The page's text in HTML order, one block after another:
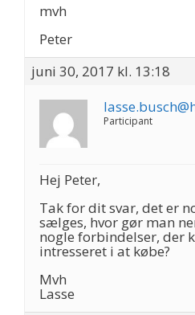
mvh
Peter
juni 30, 2017 kl. 13:18
Participant
Hej Peter,
Tak for dit svar, det er
sælges, hvor gør man
nogle forbindelser, der
intresseret i at købe?
Mvh
Lasse